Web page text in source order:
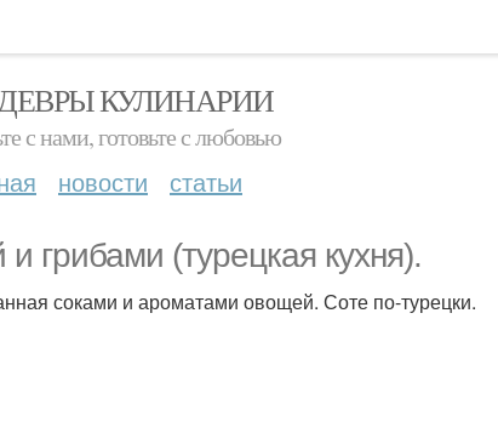
КУЛИНАРИИ
с нами, готовьте с любовью
новости статьи
грибами (турецкая кухня).
соками и ароматами овощей. Соте по-турецки.